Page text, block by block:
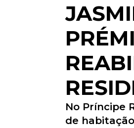
No Príncipe
de